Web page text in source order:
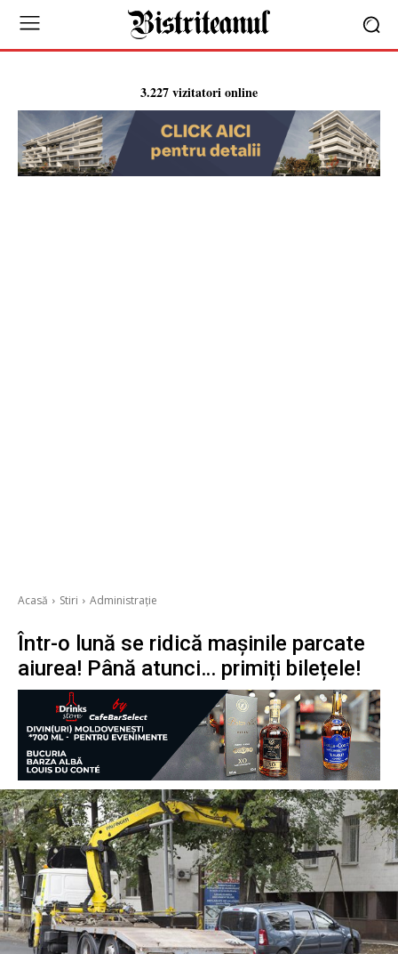
3.227 vizitatori online
Acasă Stiri Administrație
Într-o lună se ridică mașinile parcate
aiurea! Până atunci… primiți bilețele!